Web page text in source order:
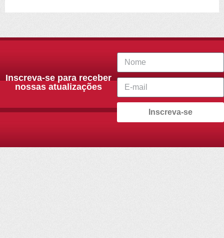
Inscreva-se para receber
nossas atualizações
Inscreva-se